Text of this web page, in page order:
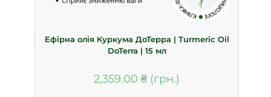
Ефірна олія Куркума ДоТерра | Turmeric Oil
DoTerra | 15 мл
2,359.00 ₴